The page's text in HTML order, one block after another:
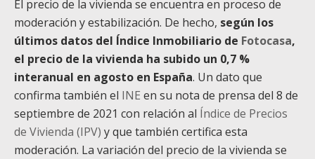
El precio de la vivienda se encuentra en proceso de
moderación y estabilización. De hecho, según los
últimos datos del Índice Inmobiliario de Fotocasa,
el precio de la vivienda ha subido un 0,7 %
interanual en agosto en España. Un dato que
confirma también el INE en su nota de prensa del 8 de
septiembre de 2021 con relación al Índice de Precios
de Vivienda (IPV) y que también certifica esta
moderación. La variación del precio de la vivienda se